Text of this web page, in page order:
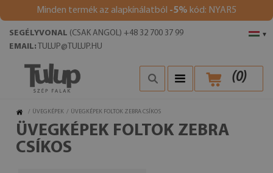
Minden termék az alapkínálatból -5% kód: NYAR5
▾
SEGÉLYVONAL (CSAK ANGOL) +48 32 700 37 99
EMAIL: TULUP@TULUP.HU
(0)
/ ÜVEGKÉPEK / ÜVEGKÉPEK FOLTOK ZEBRA CSÍKOS
ÜVEGKÉPEK FOLTOK ZEBRA
CSÍKOS